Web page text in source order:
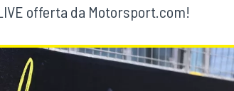
offerta da Motorsport.com!